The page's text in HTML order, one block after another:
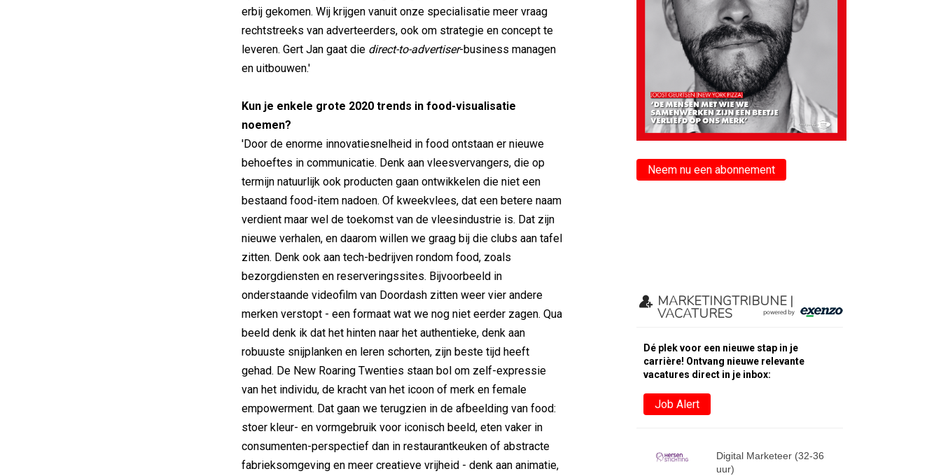
erbij gekomen. Wij krijgen vanuit onze specialisatie meer vraag
rechtstreeks van adverteerders, ook om strategie en concept te
leveren. Gert Jan gaat die direct-to-advertiser-business managen
en uitbouwen.'
Kun je enkele grote 2020 trends in food-visualisatie
noemen?
'Door de enorme innovatiesnelheid in food ontstaan er nieuwe
behoeftes in communicatie. Denk aan vleesvervangers, die op
termijn natuurlijk ook producten gaan ontwikkelen die niet een
bestaand food-item nadoen. Of kweekvlees, dat een betere naam
verdient maar wel de toekomst van de vleesindustrie is. Dat zijn
nieuwe verhalen, en daarom willen we graag bij die clubs aan tafel
zitten. Denk ook aan tech-bedrijven rondom food, zoals
bezorgdiensten en reserveringssites. Bijvoorbeeld in
onderstaande videofilm van Doordash zitten weer vier andere
merken verstopt - een formaat wat we nog niet eerder zagen. Qua
beeld denk ik dat het hinten naar het authentieke, denk aan
robuuste snijplanken en leren schorten, zijn beste tijd heeft
gehad. De New Roaring Twenties staan bol om zelf-expressie
van het individu, de kracht van het icoon of merk en female
empowerment. Dat gaan we terugzien in de afbeelding van food:
stoer kleur- en vormgebruik voor iconisch beeld, eten vaker in
consumenten-perspectief dan in restaurantkeuken of abstracte
fabrieksomgeving en meer creatieve vrijheid - denk aan animatie,
Neem nu een abonnement
MARKETINGTRIBUNE |
VACATURES
Dé plek voor een nieuwe stap in je
carrière! Ontvang nieuwe relevante
vacatures direct in je inbox:
Job Alert
Digital Marketeer (32-36
uur)